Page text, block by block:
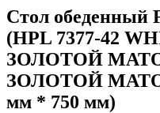
Стол обеденный
(HPL 7377-42
ЗОЛОТОЙ
ЗОЛОТОЙ
мм * 750 мм)